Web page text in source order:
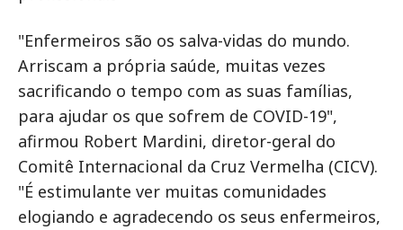
"Enfermeiros são os salva-vidas do mundo.
Arriscam a própria saúde, muitas vezes
sacrificando o tempo com as suas famílias,
para ajudar os que sofrem de COVID-19",
afirmou Robert Mardini, diretor-geral do
Comitê Internacional da Cruz Vermelha (CICV).
"É estimulante ver muitas comunidades
elogiando e agradecendo os seus enfermeiros,